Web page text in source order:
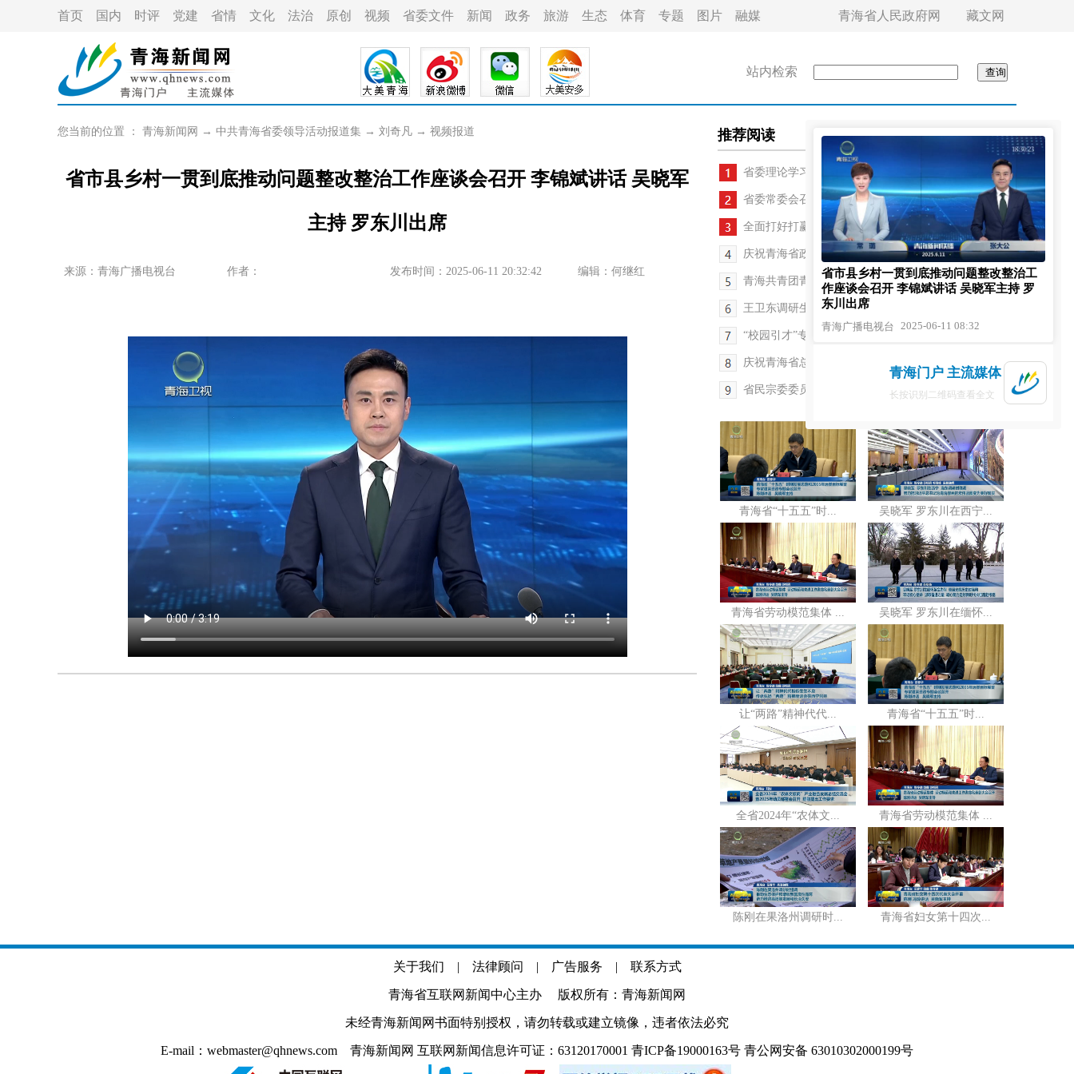
首页 国内 时评 党建 省情 文化 法治 原创 视频 省委文件 新闻 政务 旅游 生态 体育 专题 图片 融媒 青海省人民政府网 藏文网
站内检索
您当前的位置 ： 青海新闻网 → 中共青海省委领导活动报道集 → 刘奇凡 → 视频报道
省市县乡村一贯到底推动问题整改整治工作座谈会召开 李锦斌讲话 吴晓军
主持 罗东川出席
来源：青海广播电视台 作者： 发布时间：2025-06-11 20:32:42 编辑：何继红
推荐阅读
省委理论学习中心组召开学习会 吴晓军主持
省委常委会召开会议 吴晓军主持
全面打好打赢"三北"工程攻坚战观摩推进会召开
庆祝青海省政协成立70周年研讨交流会召开
青海共青团青年思政课举办 刘奇凡出席活动
王卫东调研生态建设提质利民兴业工作
“校园引才”专场招聘会举行 赵月霞作主旨宣讲
庆祝青海省总工会成立75周年座谈会召开
省民宗委委员全体会议召开 班果出席
青海省“十五五”时...
青海省劳动模范集体 ...
让“两路”精神代代...
全省2024年“农体文...
陈刚在果洛州调研时...
吴晓军 罗东川在西宁...
吴晓军 罗东川在缅怀...
青海省“十五五”时...
青海省劳动模范集体 ...
青海省妇女第十四次...
关于我们 | 法律顾问 | 广告服务 | 联系方式
青海省互联网新闻中心主办 版权所有：青海新闻网
未经青海新闻网书面特别授权，请勿转载或建立镜像，违者依法必究
E-mail：webmaster@qhnews.com 青海新闻网 互联网新闻信息许可证：63120170001 青ICP备19000163号 青公网安备 63010302000199号
省市县乡村一贯到底推动问题整改整治工
作座谈会召开 李锦斌讲话 吴晓军主持 罗
东川出席
青海广播电视台 2025-06-11 08:32
青海门户 主流媒体
长按识别二维码查看全文